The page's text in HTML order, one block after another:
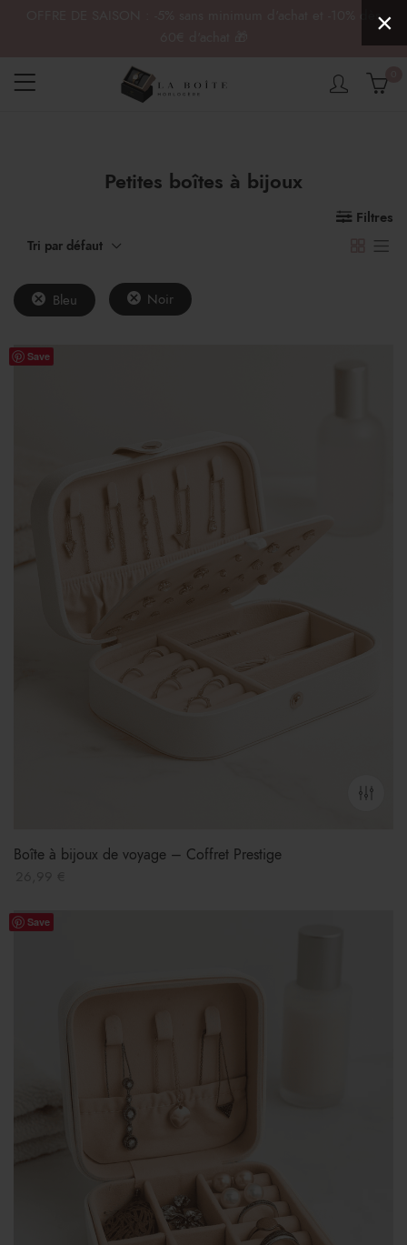
×
OFFRE DE SAISON : -5% sans minimum d'achat et -10% dès
Petites boîtes à bijoux
Filtres
Tri par défaut
Bleu Noir
Save
Boîte à bijoux de voyage – Coffret Prestige
Save